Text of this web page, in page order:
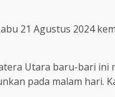
21 Agustus 2024
Utara baru-bari
pada malam hari.